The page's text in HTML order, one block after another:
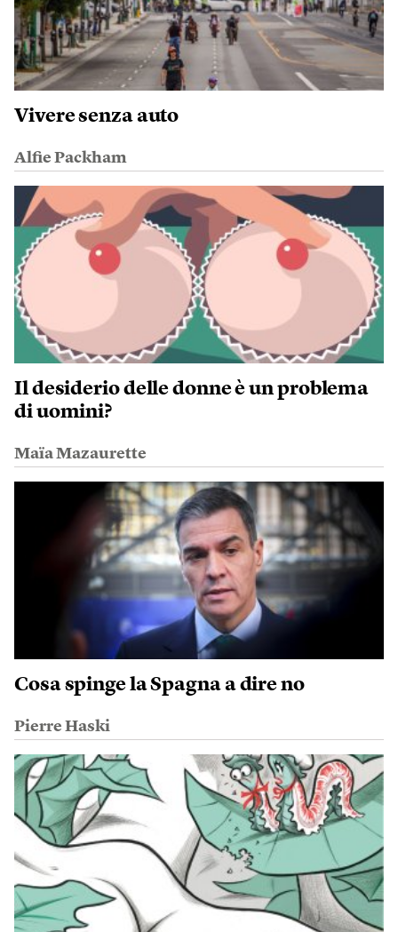
Vivere senza auto
Alfie Packham
Il desiderio delle donne è un problema
di uomini?
Maïa Mazaurette
Cosa spinge la Spagna a dire no
Pierre Haski